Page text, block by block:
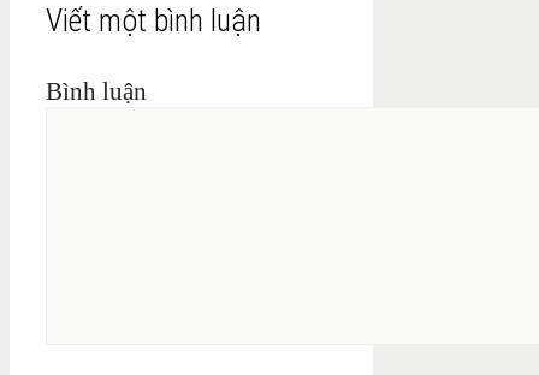
Viết một bình luận
Bình luận